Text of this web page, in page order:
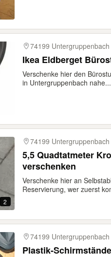
74199 Untergruppenbach
Ikea Eldberget
Verschenke hier den
in Untergruppenbach nahe...
2
74199 Untergruppenbach
5,5 Quadtatmeter
verschenken
Verschenke hier an
Reservierung, wer zuerst
74199 Untergruppenbach
Plastik-